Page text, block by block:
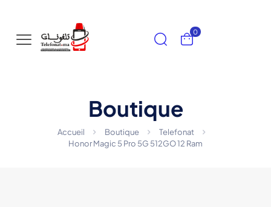
0
Boutique
Accueil Boutique
Telefonat
Honor Magic 5 Pro 5G 512GO 12 Ram